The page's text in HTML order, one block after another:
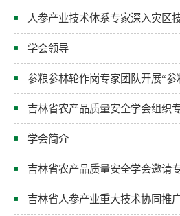
人参产业技术体系专家深入灾区
学会领导
参粮参林轮作岗专家团队开展“
吉林省农产品质量安全学会组织
学会简介
吉林省农产品质量安全学会邀请
吉林省人参产业重大技术协同推